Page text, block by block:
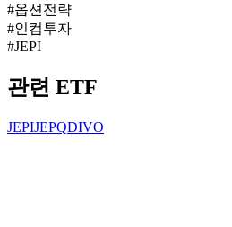
#옵션전략
#인컴투자
#JEPI
관련 ETF
JEPIJEPQDIVO